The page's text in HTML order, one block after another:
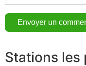
Stations les